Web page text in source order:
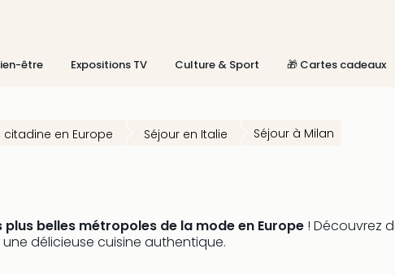
être Expositions TV Culture & Sport 🎁 Cartes cadeaux
en Europe Séjour en Italie Séjour à Milan
plus belles métropoles de la mode en Europe ! Découvrez
délicieuse cuisine authentique.